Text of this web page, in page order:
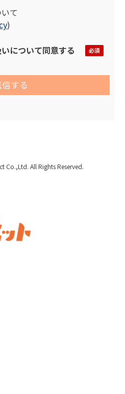
て
)
について同意する
Co.,Ltd. All Rights Reserved.